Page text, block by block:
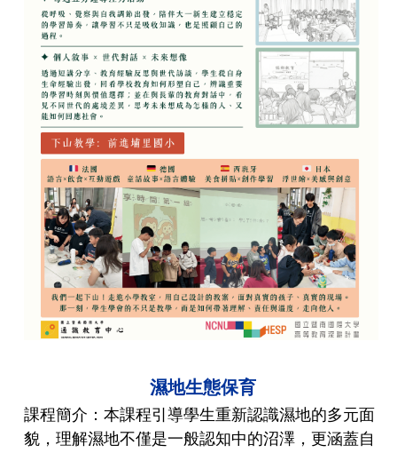
濕地生態保育
課程簡介：本課程引導學生重新認識濕地的多元面
貌，理解濕地不僅是一般認知中的沼澤，更涵蓋自